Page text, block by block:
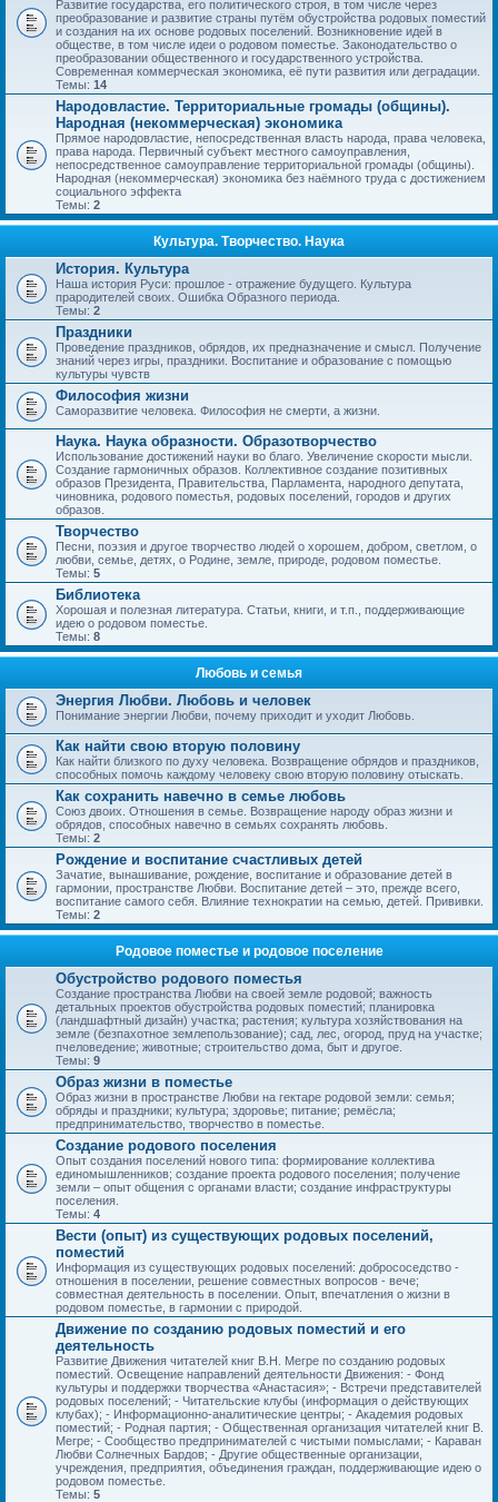
Развитие государства, его политического строя, в том числе через
преобразование и развитие страны путём обустройства родовых поместий
и создания на их основе родовых поселений. Возникновение идей в
обществе, в том числе идеи о родовом поместье. Законодательство о
преобразовании общественного и государственного устройства.
Современная коммерческая экономика, её пути развития или деградации.
Темы: 14
Народовластие. Территориальные громады (общины).
Народная (некоммерческая) экономика
Прямое народовластие, непосредственная власть народа, права человека,
права народа. Первичный субъект местного самоуправления,
непосредственное самоуправление территориальной громады (общины).
Народная (некоммерческая) экономика без наёмного труда с достижением
социального эффекта
Темы: 2
Культура. Творчество. Наука
История. Культура
Наша история Руси: прошлое - отражение будущего. Культура
прародителей своих. Ошибка Образного периода.
Темы: 2
Праздники
Проведение праздников, обрядов, их предназначение и смысл. Получение
знаний через игры, праздники. Воспитание и образование с помощью
культуры чувств
Философия жизни
Саморазвитие человека. Философия не смерти, а жизни.
Наука. Наука образности. Образотворчество
Использование достижений науки во благо. Увеличение скорости мысли.
Создание гармоничных образов. Коллективное создание позитивных
образов Президента, Правительства, Парламента, народного депутата,
чиновника, родового поместья, родовых поселений, городов и других
образов.
Творчество
Песни, поэзия и другое творчество людей о хорошем, добром, светлом, о
любви, семье, детях, о Родине, земле, природе, родовом поместье.
Темы: 5
Библиотека
Хорошая и полезная литература. Статьи, книги, и т.п., поддерживающие
идею о родовом поместье.
Темы: 8
Любовь и семья
Энергия Любви. Любовь и человек
Понимание энергии Любви, почему приходит и уходит Любовь.
Как найти свою вторую половину
Как найти близкого по духу человека. Возвращение обрядов и праздников,
способных помочь каждому человеку свою вторую половину отыскать.
Как сохранить навечно в семье любовь
Союз двоих. Отношения в семье. Возвращение народу образ жизни и
обрядов, способных навечно в семьях сохранять любовь.
Темы: 2
Рождение и воспитание счастливых детей
Зачатие, вынашивание, рождение, воспитание и образование детей в
гармонии, пространстве Любви. Воспитание детей – это, прежде всего,
воспитание самого себя. Влияние технократии на семью, детей. Прививки.
Темы: 2
Родовое поместье и родовое поселение
Обустройство родового поместья
Создание пространства Любви на своей земле родовой; важность
детальных проектов обустройства родовых поместий; планировка
(ландшафтный дизайн) участка; растения; культура хозяйствования на
земле (безпахотное землепользование); сад, лес, огород, пруд на участке;
пчеловедение; животные; строительство дома, быт и другое.
Темы: 9
Образ жизни в поместье
Образ жизни в пространстве Любви на гектаре родовой земли: семья;
обряды и праздники; культура; здоровье; питание; ремёсла;
предпринимательство, творчество в поместье.
Создание родового поселения
Опыт создания поселений нового типа: формирование коллектива
единомышленников; создание проекта родового поселения; получение
земли – опыт общения с органами власти; создание инфраструктуры
поселения.
Темы: 4
Вести (опыт) из существующих родовых поселений,
поместий
Информация из существующих родовых поселений: добрососедство -
отношения в поселении, решение совместных вопросов - вече;
совместная деятельность в поселении. Опыт, впечатления о жизни в
родовом поместье, в гармонии с природой.
Движение по созданию родовых поместий и его
деятельность
Развитие Движения читателей книг В.Н. Мегре по созданию родовых
поместий. Освещение направлений деятельности Движения: - Фонд
культуры и поддержки творчества «Анастасия»; - Встречи представителей
родовых поселений; - Читательские клубы (информация о действующих
клубах); - Информационно-аналитические центры; - Академия родовых
поместий; - Родная партия; - Общественная организация читателей книг В.
Мегре; - Сообщество предпринимателей с чистыми помыслами; - Караван
Любви Солнечных Бардов; - Другие общественные организации,
учреждения, предприятия, объединения граждан, поддерживающие идею о
родовом поместье.
Темы: 5